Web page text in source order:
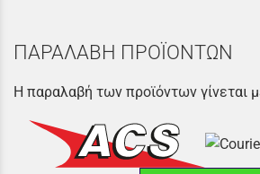
ΠΑΡΑΛΑΒΗ ΠΡΟΪΟΝΤΩΝ
Η παραλαβή των προϊόντων γίνεται